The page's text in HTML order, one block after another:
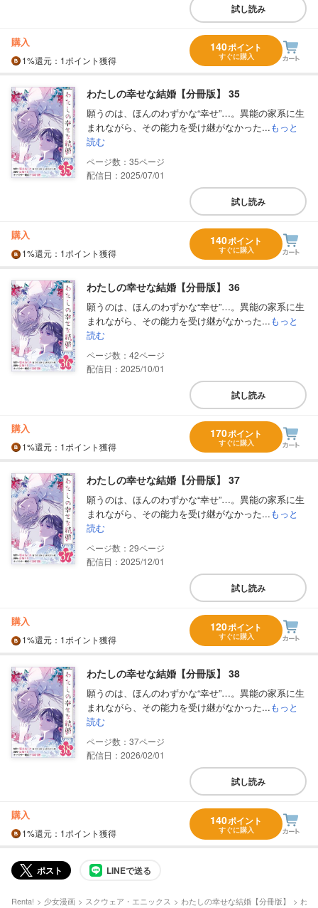
試し読み
購入
1%還元 ：1ポイント獲得
140ポイント
すぐに購入
わたしの幸せな結婚【分冊版】 35
願うのは、ほんのわずかな“幸せ”…。異能の家系に生
まれながら、その能力を受け継がなかった...もっと
読む
35
配信日：2025/07/01
試し読み
購入
1%還元 ：1ポイント獲得
140ポイント
すぐに購入
わたしの幸せな結婚【分冊版】 36
願うのは、ほんのわずかな“幸せ”…。異能の家系に生
まれながら、その能力を受け継がなかった...もっと
読む
42
配信日：2025/10/01
試し読み
購入
1%還元 ：1ポイント獲得
170ポイント
すぐに購入
わたしの幸せな結婚【分冊版】 37
願うのは、ほんのわずかな“幸せ”…。異能の家系に生
まれながら、その能力を受け継がなかった...もっと
読む
29
配信日：2025/12/01
試し読み
購入
1%還元 ：1ポイント獲得
120ポイント
すぐに購入
わたしの幸せな結婚【分冊版】 38
願うのは、ほんのわずかな“幸せ”…。異能の家系に生
まれながら、その能力を受け継がなかった...もっと
読む
37
配信日：2026/02/01
試し読み
購入
1%還元 ：1ポイント獲得
140ポイント
すぐに購入
ポスト LINEで送る
Renta! 少女漫画 スクウェア・エニックス わたしの幸せな結婚【分冊版】